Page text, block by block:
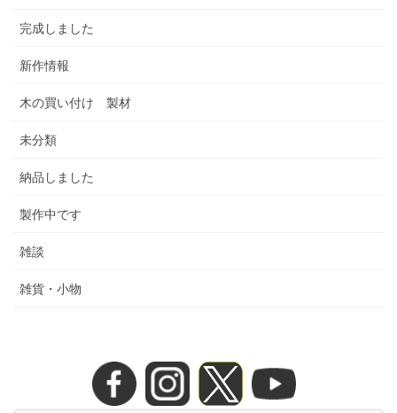
完成しました
新作情報
木の買い付け 製材
未分類
納品しました
製作中です
雑談
雑貨・小物